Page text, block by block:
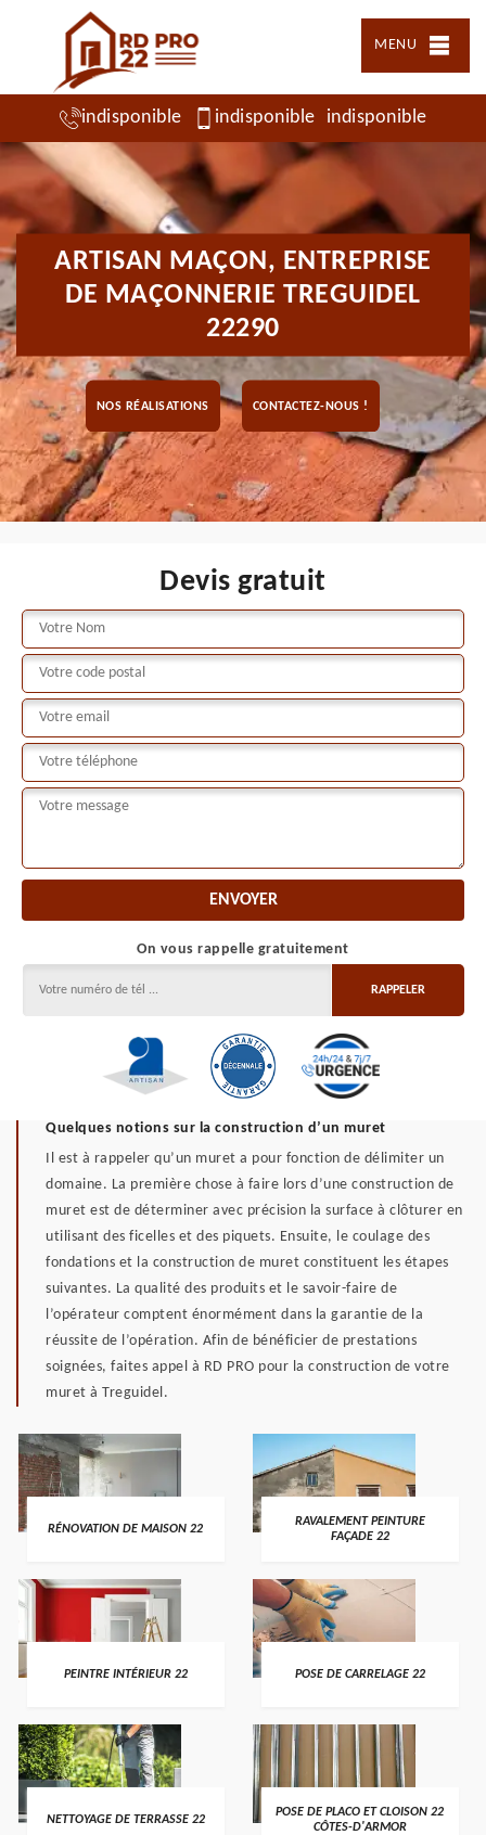
MENU
indisponible indisponible indisponible
ARTISAN MAÇON, ENTREPRISE
DE MAÇONNERIE TREGUIDEL
22290
NOS RÉALISATIONS CONTACTEZ-NOUS !
Devis gratuit
On vous rappelle gratuitement
Quelques notions sur la construction d’un muret
Il est à rappeler qu’un muret a pour fonction de délimiter un
domaine. La première chose à faire lors d’une construction de
muret est de déterminer avec précision la surface à clôturer en
utilisant des ficelles et des piquets. Ensuite, le coulage des
fondations et la construction de muret constituent les étapes
suivantes. La qualité des produits et le savoir-faire de
l’opérateur comptent énormément dans la garantie de la
réussite de l’opération. Afin de bénéficier de prestations
soignées, faites appel à RD PRO pour la construction de votre
muret à Treguidel.
RÉNOVATION DE MAISON 22
RAVALEMENT PEINTURE
FAÇADE 22
PEINTRE INTÉRIEUR 22 POSE DE CARRELAGE 22
NETTOYAGE DE TERRASSE 22
POSE DE PLACO ET CLOISON 22
CÔTES-D'ARMOR